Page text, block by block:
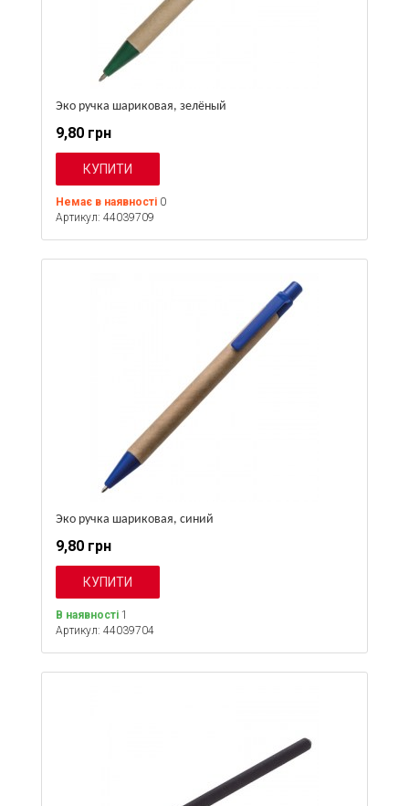
Эко ручка шариковая, зелёный
9,80 грн
Немає в наявності 0
Артикул: 44039709
Эко ручка шариковая, синий
9,80 грн
В наявності 1
Артикул: 44039704